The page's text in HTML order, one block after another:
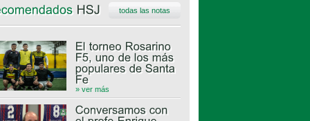
todas las notas
» ver más